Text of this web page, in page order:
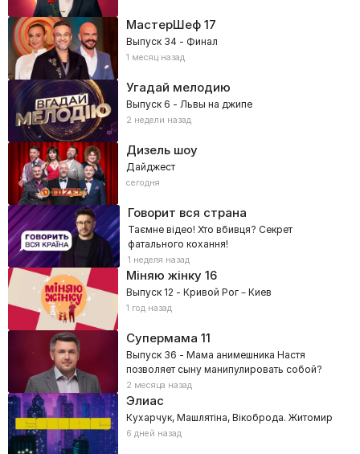
МастерШеф17
Выпуск 34 - Финал
1 месяц назад
Угадай мелодию
Выпуск 6 - Львы на джипе
2 недели назад
Дизель шоу
Дайджест
сегодня
Говорит вся страна
Таємне відео! Хто вбивця? Секрет
фатального кохання!
1 неделя назад
Міняю жінку16
Выпуск 12 - Кривой Рог – Киев
1 год назад
Супермама 11
Выпуск 36 - Мама анимешника Настя
позволяет сыну манипулировать собой?
2 месяца назад
Элиас
Кухарчук, Машлятіна, Вікоброда. Житомир
6 дней назад